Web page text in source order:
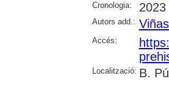
Cronologia: 2023
Autors add.:
Accés:
Localització: B.